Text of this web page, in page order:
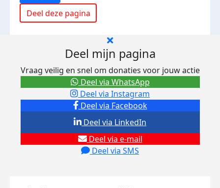
Deel deze pagina
Deel mijn pagina
Vraag veilig en snel om donaties voor jouw actie
Deel via Facebook
Deel via Instagram
Deel via e-mail
Deel via SMS
Deel via LinkedIn
Deel via WhatsApp